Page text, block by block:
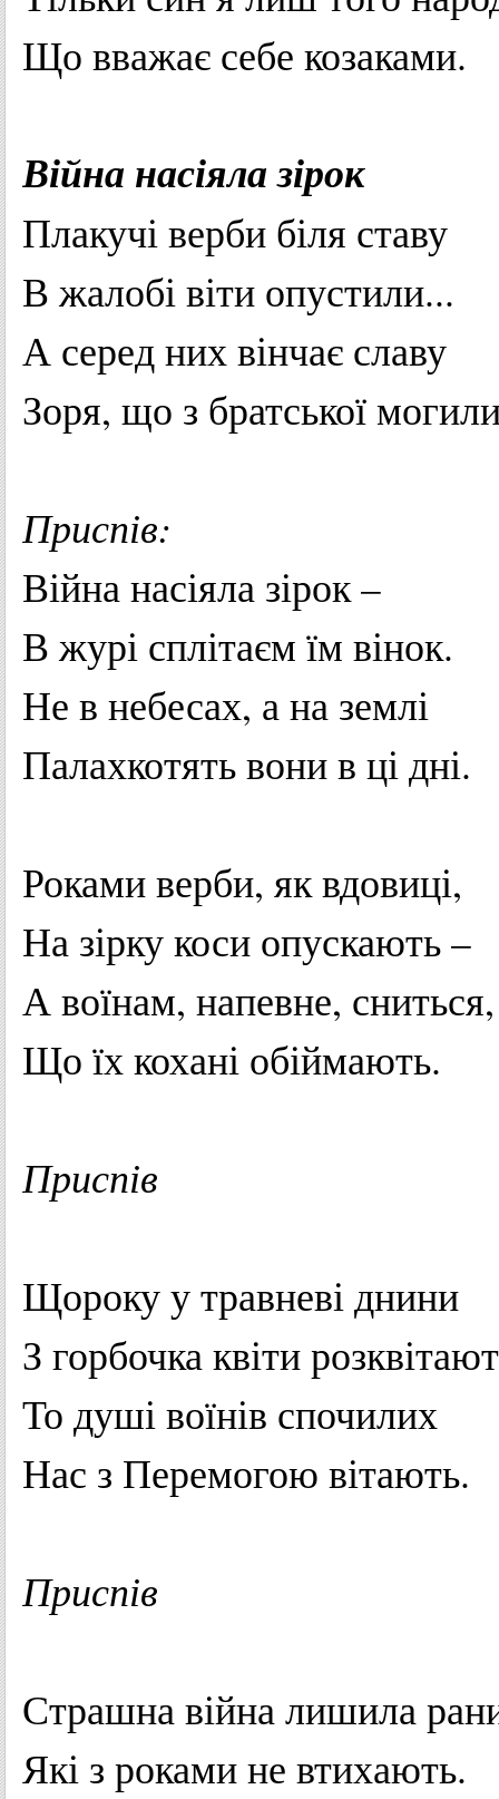
Що вважає себе козаками.
Війна насіяла зірок
Плакучіверби біля ставу
Вжалобівіти опустили...
А середнихвінчає славу
Зоря, що з братської
Приспів:
Війнанасіяла зірок–
Вжурі сплітаєм їм вінок.
Не в небесах, ана землі
Палахкотятьвонив цідні.
Рокамиверби, яквдовиці,
На зіркукоси опускають–
Авоїнам, напевне, сниться,
Що їхкохані обіймають.
Приспів
Щорокуутравневіднини
З горбочкаквіти
То душівоїнів спочилих
Нас з Перемогою вітають.
Приспів
Страшнавійналишила
Які з рокамине втихають.